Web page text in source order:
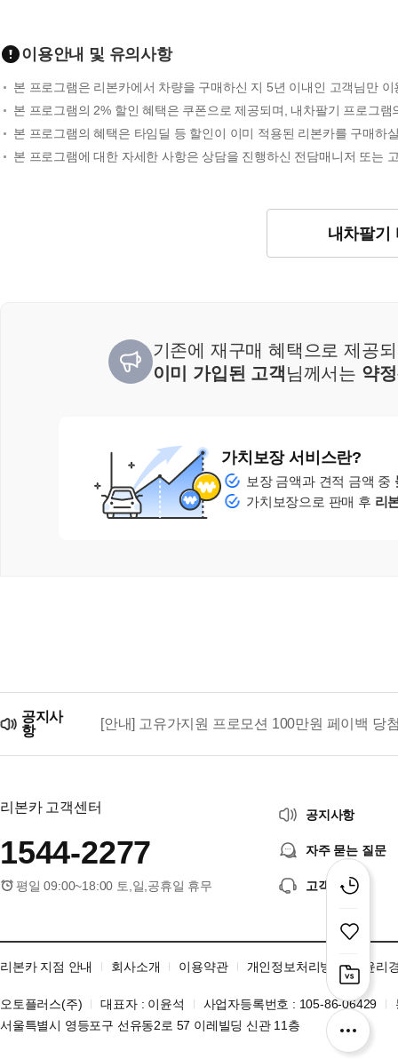
이용안내 및 유의사항
본 프로그램은 리본카에서 차량을 구매하신 지 5년 이내인 고객님만
본 프로그램의 2% 할인 혜택은 쿠폰으로 제공되며, 내차팔기 프로그
본 프로그램의 혜택은 타임딜 등 할인이 이미 적용된 리본카를 구매하
본 프로그램에 대한 자세한 사항은 상담을 진행하신 전담매니저 또는
내차팔기
기존에 재구매 혜택으로 제공
이미 가입된 고객님께서는 약
가치보장 서비스란?
보장 금액과 견적 금액 중
가치보장으로 판매 후 리
공지사
항
[안내] 고유가지원 프로모션 100만원 페이백 당
리본카 고객센터
1544-2277
평일 09:00~18:00 토,일,공휴일 휴무
공지사항
자주 묻는 질문
고객센터
리본카 지점 안내 회사소개 이용약관 개인정보처리방침 윤리
오토플러스(주) 대표자 : 이윤석 사업자등록번호 : 105-86-06429
서울특별시 영등포구 선유동2로 57 이레빌딩 신관 11층